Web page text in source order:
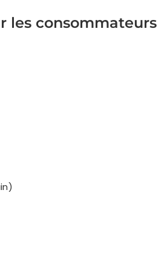
les consommateurs